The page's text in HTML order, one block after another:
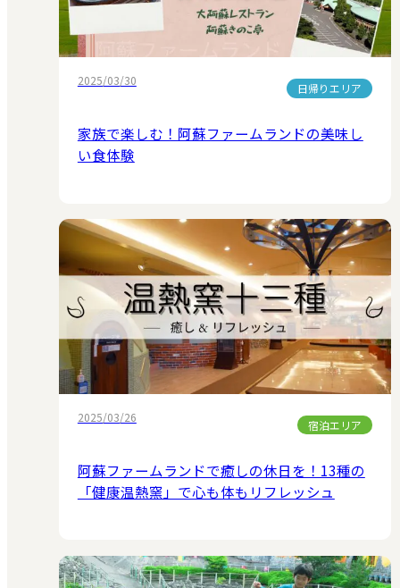
2025/03/30
日帰りエリア
家族で楽しむ！阿蘇ファームランドの美味し
い食体験
2025/03/26
宿泊エリア
阿蘇ファームランドで癒しの休日を！13種の
「健康温熱窯」で心も体もリフレッシュ